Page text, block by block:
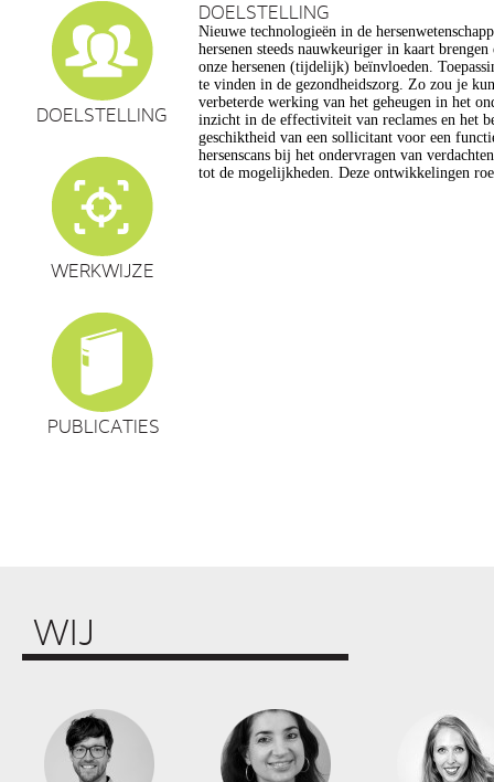
DOELSTELLING
WERKWIJZE
PUBLICATIES
DOELSTELLING
Nieuwe technologieën in de
hersenen steeds nauwkeuriger in kaart
onze hersenen (tijdelijk) beïnvloeden.
te vinden in de gezondheidszorg. Zo zou je
verbeterde werking van het geheugen in het
inzicht in de effectiviteit van reclames en het
geschiktheid van een sollicitant voor een
hersenscans bij het ondervragen van
tot de mogelijkheden. Deze ontwikkelingen
vragen op, onder meer op het gebied van de
privacy, gelijkheid, stigmatisering),
en veranderingen in ons normen en waarden
commerciële toepassing van een aantal van
een extra reden voor zorg. Het doel van dit
maatschappelijk verantwoorde ontwikkeling van
de hersenwetenschappen te realiseren,
WIJ